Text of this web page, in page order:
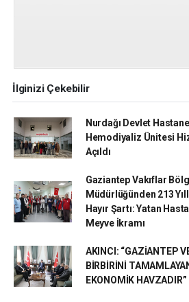
İlginizi Çekebilir
Nurdağı Devlet
Hemodiyaliz Ünitesi
Açıldı
Gaziantep Vakıflar
Müdürlüğünden 213
Hayır Şartı: Yatan
Meyve İkramı
AKINCI: “GAZİANTEP
BİRBİRİNİ
EKONOMİK HAVZADIR”